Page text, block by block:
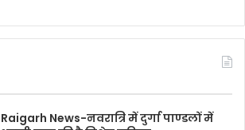
Raigarh News-नवरात्रि में दुर्गा पाण्डलों में